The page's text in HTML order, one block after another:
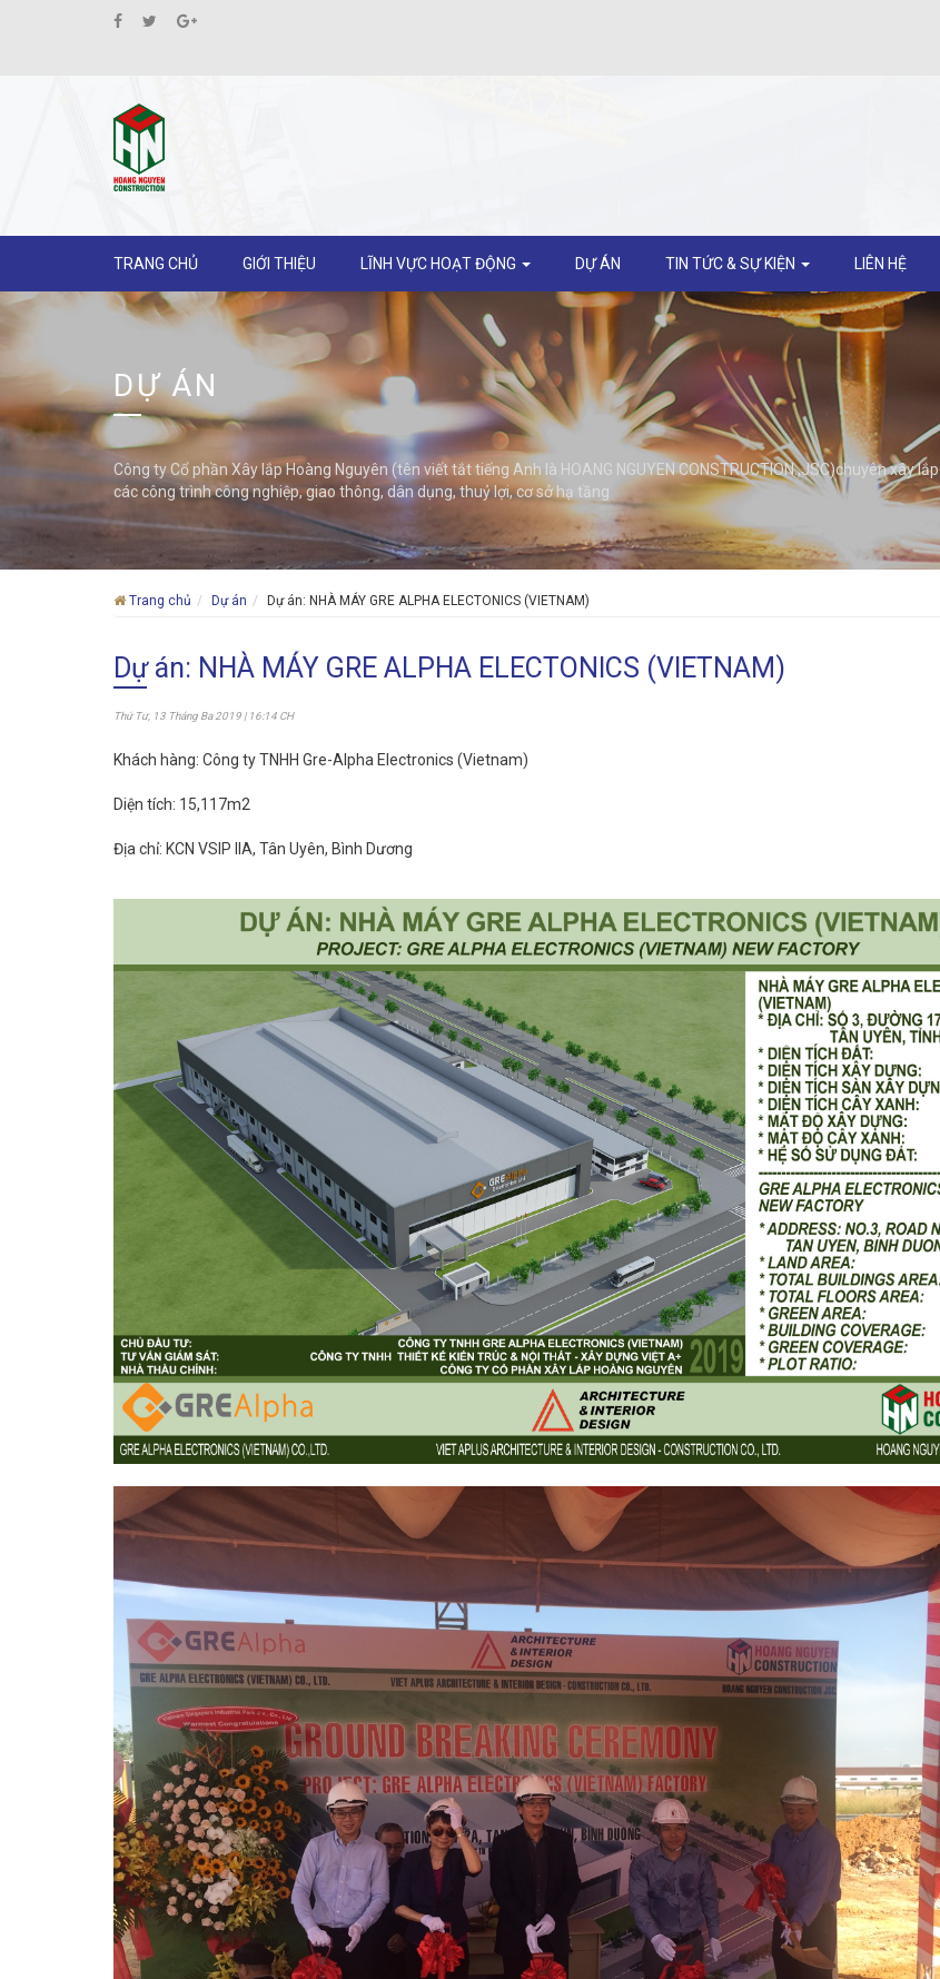
TRANG CHỦ GIỚI THIỆU LĨNH VỰC HOẠT ĐỘNG DỰ ÁN TIN TỨC & SỰ KIỆN LIÊN HỆ
DỰ ÁN
Công ty Cổ phần Xây lắp Hoàng Nguyên (tên viết tắt tiếng Anh là HOANG NGUYEN CONSTRUCTION.,JSC)chuyên xây lắp
các công trình công nghiệp, giao thông, dân dụng, thuỷ lợi, cơ sở hạ tầng
Trang chủ Dự án Dự án: NHÀ MÁY GRE ALPHA ELECTONICS (VIETNAM)
Dự án: NHÀ MÁY GRE ALPHA ELECTONICS (VIETNAM)
Thứ Tư, 13 Tháng Ba 2019 | 16:14 CH
Khách hàng: Công ty TNHH Gre-Alpha Electronics (Vietnam)
Diện tích: 15,117m2
Địa chỉ: KCN VSIP IIA, Tân Uyên, Bình Dương